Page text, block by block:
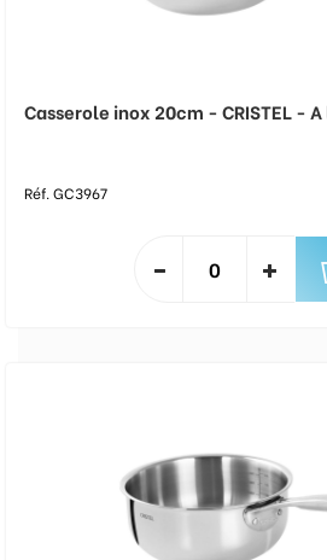
Casserole inox 20cm - CRISTEL -
Réf. GC3967